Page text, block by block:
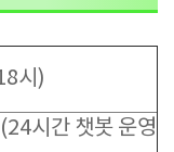
시)
(24시간 챗봇 운영